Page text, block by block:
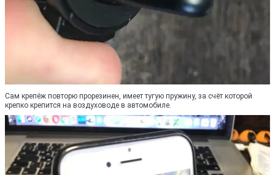
Сам крепёж повторю прорезинен, имеет тугую пружину, за счёт которой
крепко крепится на воздуховоде в автомобиле.